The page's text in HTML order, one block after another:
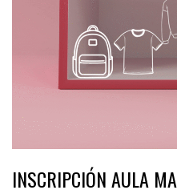
INSCRIPCIÓN AULA